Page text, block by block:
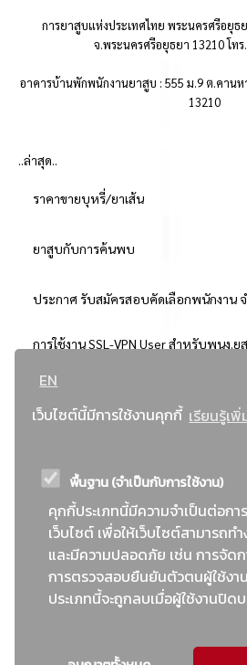
EN
เว็บไซต์นี้มีการใช้งานคุกกี้ เรียนรู้เ
พื้นฐาน (จำเป็นกับการใช้งาน)
คุกกี้ประเภทนี้มีความจำเป็นต่อกา
เว็บไซต์ เพื่อให้เว็บไซต์สามารถท
และมีความปลอดภัย เช่น การจัด
การตรวจสอบยืนยันตัวตนผู้ใช้งา
ประเภทนี้จะถูกลบเมื่อผู้ใช้งานปิดบ
การยาสูบแห่งประเทศไทย พระนครศรีอยุธ
จ.พระนครศรีอยุธยา 13210 โทร
อาคารบ้านพักพนักงานยาสูบ : 555 ม.9 ต.คาน
13210
..ล่าสุด..
ราคาขายบุหรี่/ยาเส้น
ยาสูบกับการค้นพบ
ประกาศ รับสมัครสอบคัดเลือกพนักงาน
การใช้งาน SSL-VPN User สำหรับพนง.ย
..ยอดนิยม..
: วิธีเฉพาะเจาะจง
ข่าวสาร/ประกาศ
: เอกสารส่งเสริมความโปร่งใสในการจัดซื้อจัดจ้
ข่าวสารจัดซื้อจัดจ้าง
: แผนการจัดซื้อจัดจ้าง